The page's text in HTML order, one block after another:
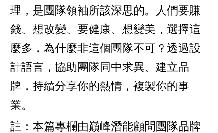
理，是團隊領袖所該深思的。人們要賺
錢、想改變、要健康、想變美，選擇這
麼多，為什麼非這個團隊不可？透過設
計語言，協助團隊同中求異、建立品
牌，持續分享你的熱情，複製你的事
業。
註：本篇專欄由巔峰潛能顧問團隊品牌